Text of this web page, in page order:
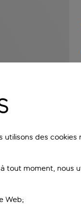
des cookies
tout moment, nous
Web;